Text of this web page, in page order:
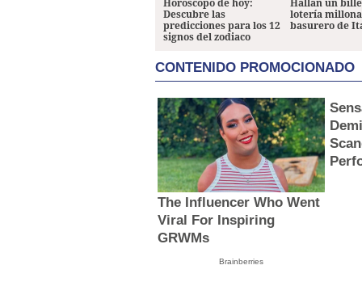
Horóscopo de hoy:
Descubre las
predicciones para los 12
signos del zodiaco
Hallan un
lotería
basurero de
CONTENIDO PROMOCIONADO
The Influencer Who Went
Viral For Inspiring
GRWMs
Brainberries